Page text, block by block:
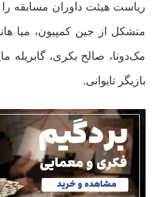
ریاست هیئت داوران مسابقه
متشکل از جین کمپیون، میا
مک‌دونا، صالح بکری، گابریله
بازیگر تایوانی.